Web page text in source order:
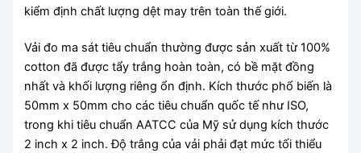
kiểm định chất lượng dệt may trên toàn thế giới.
Vải đo ma sát tiêu chuẩn thường được sản xuất từ 100%
cotton đã được tẩy trắng hoàn toàn, có bề mặt đồng
nhất và khối lượng riêng ổn định. Kích thước phổ biến là
50mm x 50mm cho các tiêu chuẩn quốc tế như ISO,
trong khi tiêu chuẩn AATCC của Mỹ sử dụng kích thước
2 inch x 2 inch. Độ trắng của vải phải đạt mức tối thiểu